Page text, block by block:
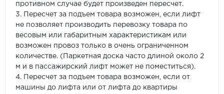
противном случае будет произведен пересчет.
3. Пересчет за подъем товара возможен, если лифт
не позволяет производить перевозку товара по
весовым или габаритным характеристикам или
возможен провоз только в очень ограниченном
количестве. (Паркетная доска часто длиной около 2
м и в пассажирский лифт может не поместиться).
4. Пересчет за подъем товара возможен, если от
машины до лифта или от лифта до квартиры